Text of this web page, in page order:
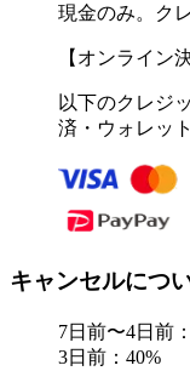
現金のみ。ク
【オンライン
以下のクレジ
済・ウォレット
キャンセルにつ
7日前〜4日前
3日前：40%